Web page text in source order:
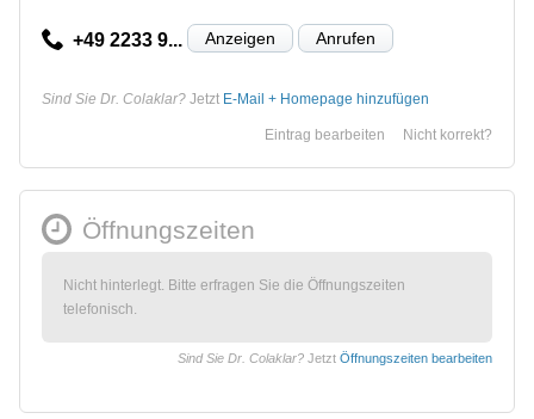
+49 2233 9... Anzeigen Anrufen
Sind Sie Dr. Colaklar? Jetzt E-Mail + Homepage hinzufügen
Nicht korrekt?
Eintrag bearbeiten
Öffnungszeiten
Nicht hinterlegt. Bitte erfragen Sie die Öffnungszeiten
telefonisch.
Sind Sie Dr. Colaklar? Jetzt Öffnungszeiten bearbeiten